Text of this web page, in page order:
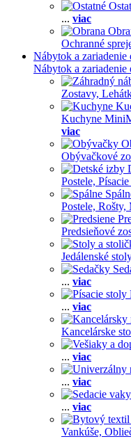
... viac
Ochranné
Nábytok a zariadenie
Nábytok a zariadenie
Zostavy,
Kuchyne
viac
Obývačkové
Postele,
Postele, Rošty,
Predsieňové
Jedálenské
... viac
... viac
Kancelárske
... viac
... viac
... viac
Vankúše,